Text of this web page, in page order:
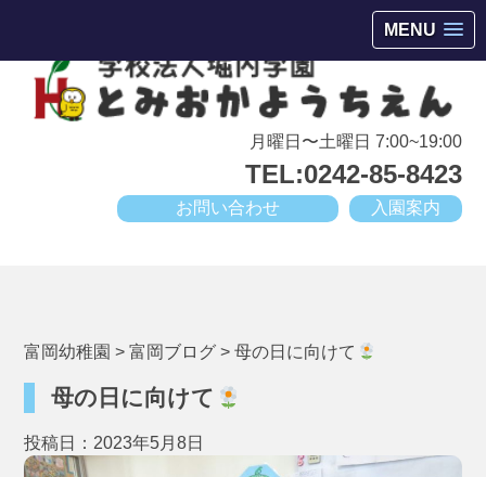
MENU
月曜日〜土曜日 7:00~19:00
TEL:0242-85-8423
入園案内
お問い合わせ
富岡幼稚園 >富岡ブログ >母の日に向けて
母の日に向けて
投稿日：2023年5月8日